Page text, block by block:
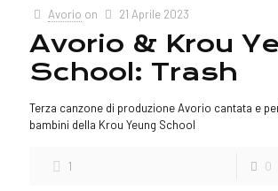
Avorio on 21 Aprile 2023
Avorio & Krou
School: Trash
Terza canzone di produzione Avorio cantata e
bambini della Krou Yeung School
1 0